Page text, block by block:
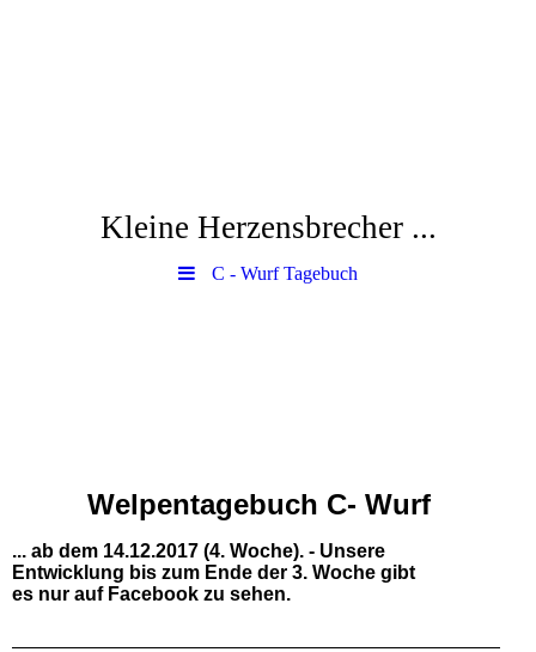
Kleine Herzensbrecher ...
C - Wurf Tagebuch
Welpentagebuch C- Wurf
... ab dem 14.12.2017 (4. Woche). - Unsere
Entwicklung bis zum Ende der 3. Woche gibt
es nur auf Facebook zu sehen.